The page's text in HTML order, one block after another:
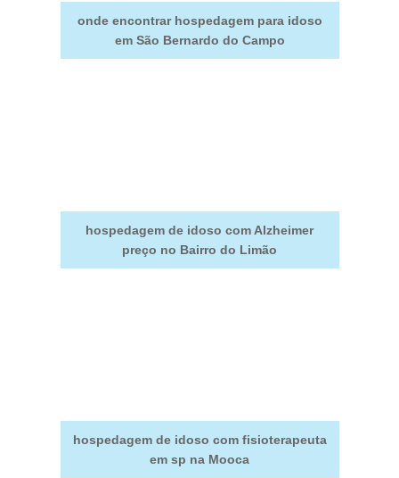
onde encontrar hospedagem para idoso
em São Bernardo do Campo
hospedagem de idoso com Alzheimer
preço no Bairro do Limão
hospedagem de idoso com fisioterapeuta
em sp na Mooca